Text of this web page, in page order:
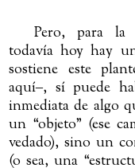
Pero, para
todavía hoy hay
sostiene este
aquí‒, sí puede
inmediata de algo
un “objeto” (ese
vedado), sino un
(o sea, una